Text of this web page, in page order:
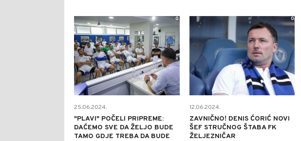
25.06.2024.
"PLAVI" POČELI PRIPREME:
DAĆEMO SVE DA ŽELJO BUDE
TAMO GDJE TREBA DA BUDE
0
12.06.2024.
ZAVNIČNO! DENIS ĆORIĆ NOVI
ŠEF STRUČNOG ŠTABA FK
ŽELJEZNIČAR
0